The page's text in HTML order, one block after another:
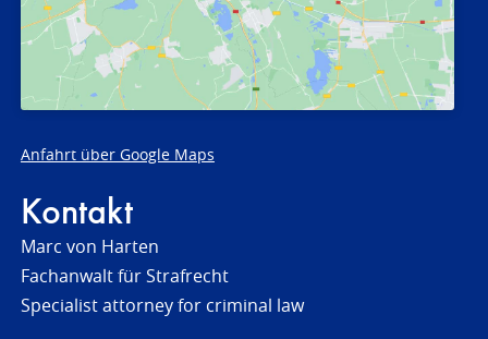
Anfahrt über Google Maps
Kontakt
Marc von Harten
Fachanwalt für Strafrecht
Specialist attorney for criminal law